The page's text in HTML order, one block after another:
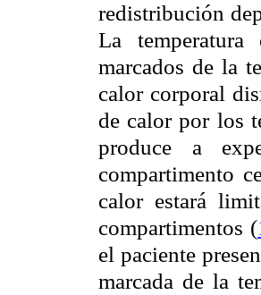
redistribución
La temperatura
marcados de la
calor corporal
de calor por los
produce a
compartimento
calor estará
compartimentos (
el paciente
marcada de la